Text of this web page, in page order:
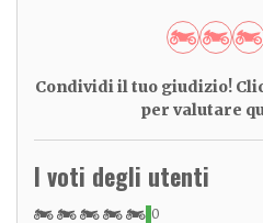
Condividi il tuo giudizio!
per valutare
I voti degli utenti
0